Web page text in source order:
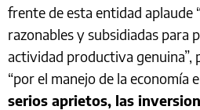
frente de esta entidad aplaude
razonables y subsidiadas para
actividad productiva genuina”,
“por el manejo de la economía
serios aprietos, las